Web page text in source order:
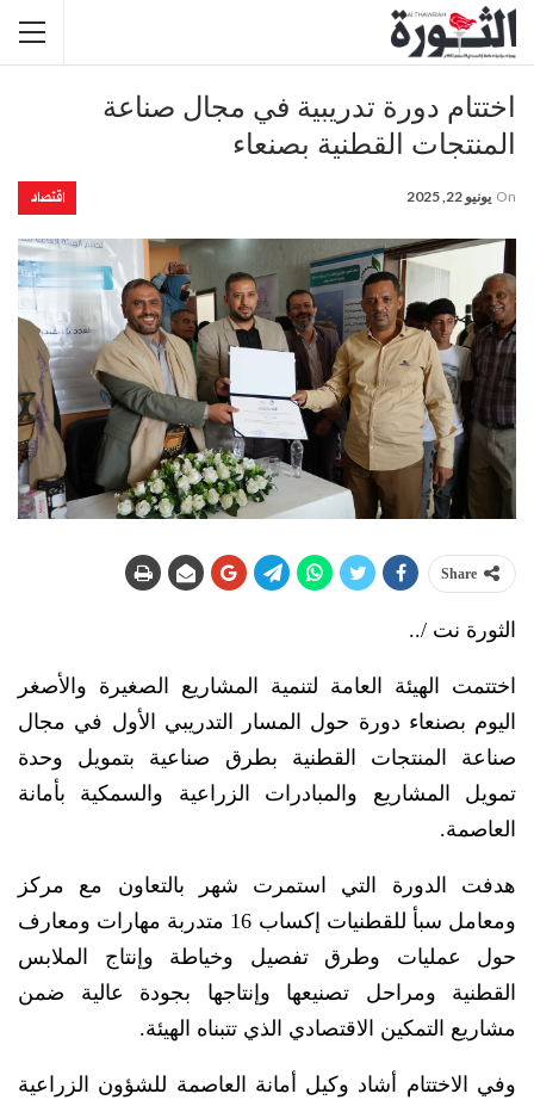
اختتام دورة تدريبية في مجال صناعة
المنتجات القطنية بصنعاء
اقتصاد On يونيو 22, 2025
Share
الثورة نت /..
اختتمت الهيئة العامة لتنمية المشاريع الصغيرة والأصغر
اليوم بصنعاء دورة حول المسار التدريبي الأول في مجال
صناعة المنتجات القطنية بطرق صناعية بتمويل وحدة
تمويل المشاريع والمبادرات الزراعية والسمكية بأمانة
العاصمة.
هدفت الدورة التي استمرت شهر بالتعاون مع مركز
ومعامل سبأ للقطنيات إكساب 16 متدربة مهارات ومعارف
حول عمليات وطرق تفصيل وخياطة وإنتاج الملابس
القطنية ومراحل تصنيعها وإنتاجها بجودة عالية ضمن
مشاريع التمكين الاقتصادي الذي تتبناه الهيئة.
وفي الاختتام أشاد وكيل أمانة العاصمة للشؤون الزراعية